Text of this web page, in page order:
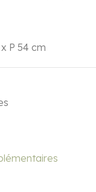
P 54 cm